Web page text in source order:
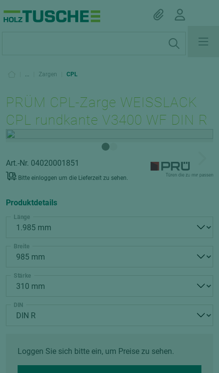
... Zargen CPL
PRÜM CPL-Zarge WEISSLACK
CPL rundkante V3400 WF DIN R
Art.-Nr. 04020001851
Bitte einloggen um die Lieferzeit zu sehen.
Produktdetails
Länge
Breite
Stärke
DIN
Loggen Sie sich bitte ein, um Preise zu sehen.